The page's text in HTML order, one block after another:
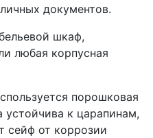
документов.
шкаф,
любая корпусная
порошковая
устойчива к царапинам,
сейф от коррозии